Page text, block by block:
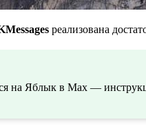
реализована
на Яблык в Max —